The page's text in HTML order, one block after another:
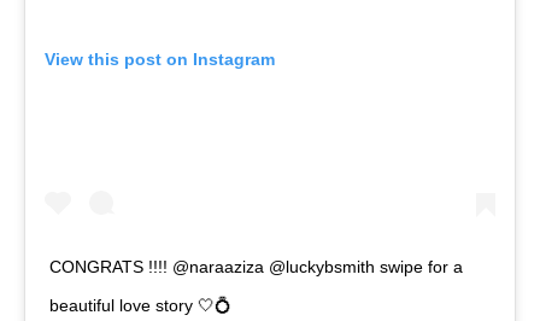
View this post on Instagram
CONGRATS !!!! @naraaziza @luckybsmith swipe for a
beautiful love story 🤍💍